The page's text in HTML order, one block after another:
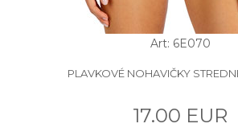
Art: 6E070
PLAVKOVÉ NOHAVIČKY
17.00 EUR